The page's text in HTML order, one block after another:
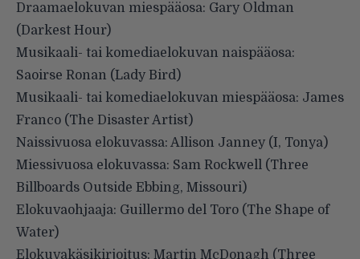
Draamaelokuvan miespääosa: Gary Oldman
(Darkest Hour)
Musikaali- tai komediaelokuvan naispääosa:
Saoirse Ronan (Lady Bird)
Musikaali- tai komediaelokuvan miespääosa: James
Franco (The Disaster Artist)
Naissivuosa elokuvassa: Allison Janney (I, Tonya)
Miessivuosa elokuvassa: Sam Rockwell (Three
Billboards Outside Ebbing, Missouri)
Elokuvaohjaaja: Guillermo del Toro (The Shape of
Water)
Elokuvakäsikirjoitus: Martin McDonagh (Three